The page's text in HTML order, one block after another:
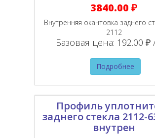
3840.00 ₽
Внутренняя окантовка заднего
2112
Базовая цена: 192.00
Подробнее
Профиль
заднего стекла 2112-
внутрен